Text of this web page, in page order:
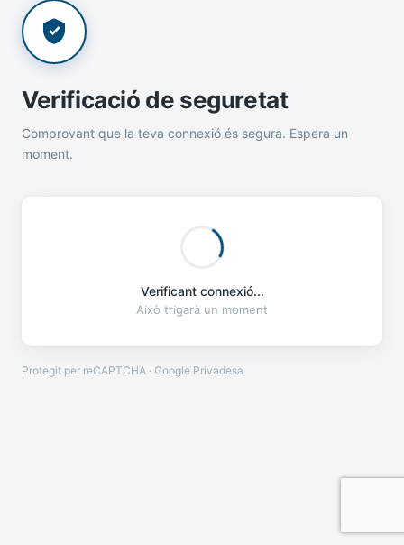
Verificació de seguretat
Comprovant que la teva connexió és segura. Espera un
moment.
Verificant connexió...
Això trigarà un moment
Protegit per reCAPTCHA · Google Privadesa